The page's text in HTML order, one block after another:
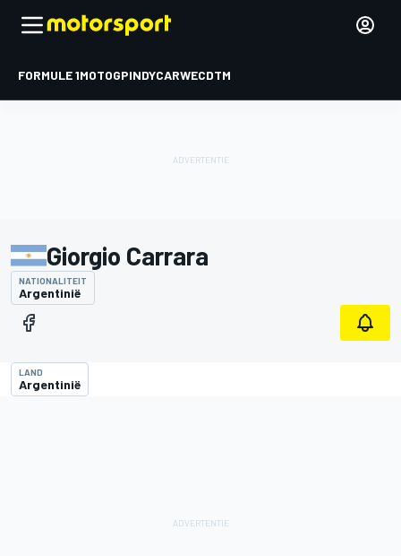
FORMULE 1MOTOGPINDYCARWECDTM
Giorgio Carrara
NATIONALITEIT
Argentinië
LAND
Argentinië